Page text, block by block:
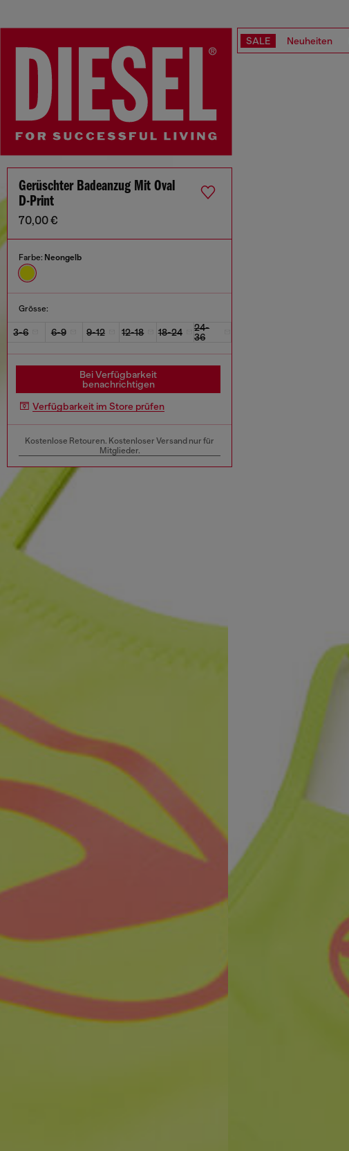
SALE Neuheiten
Gerüschter Badeanzug Mit Oval
D-Print
70,00 €
Farbe: Neongelb
Grösse:
3-6 6-9 9-12 12-18 18-24
24-
36
Bei Verfügbarkeit
benachrichtigen
Verfügbarkeit im Store prüfen
Kostenlose Retouren. Kostenloser Versand nur für
Mitglieder.